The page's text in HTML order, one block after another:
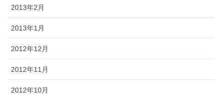
2013年2月
2013年1月
2012年12月
2012年11月
2012年10月